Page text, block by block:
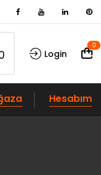
Login
0
Hesabım